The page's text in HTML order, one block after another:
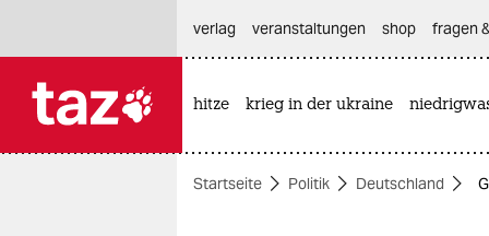
themen
verlag
veranstaltungen shop fragen
hitze krieg in der ukraine
Startseite Politik Deutschland